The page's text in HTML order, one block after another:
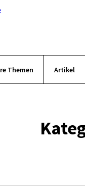
Themen Artikel